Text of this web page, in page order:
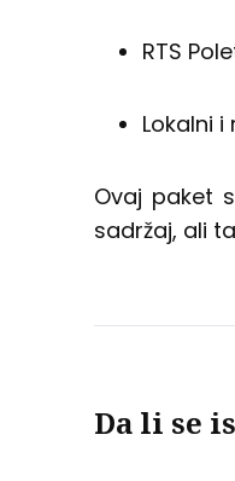
RTS
Lokalni
Ovaj paket
sadržaj, ali
Da li se